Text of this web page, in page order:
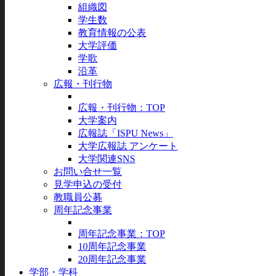
組織図
学生数
教育情報の公表
大学評価
学歌
沿革
広報・刊行物
広報・刊行物：TOP
大学案内
広報誌「ISPU News」
大学広報誌 アンケート
大学関連SNS
お問い合せ一覧
見学申込の受付
教職員公募
周年記念事業
周年記念事業：TOP
10周年記念事業
20周年記念事業
学部・学科